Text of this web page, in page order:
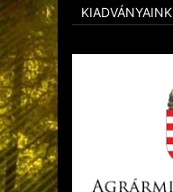
KIADVÁNYAINK